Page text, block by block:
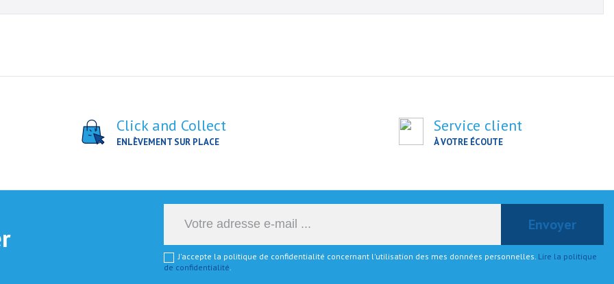
Click and Collect
ENLÈVEMENT SUR PLACE
Service client
À VOTRE ÉCOUTE
J'accepte la politique de confidentialité concernant l'utilisation des mes données personnelles. Lire la politique
de confidentialité